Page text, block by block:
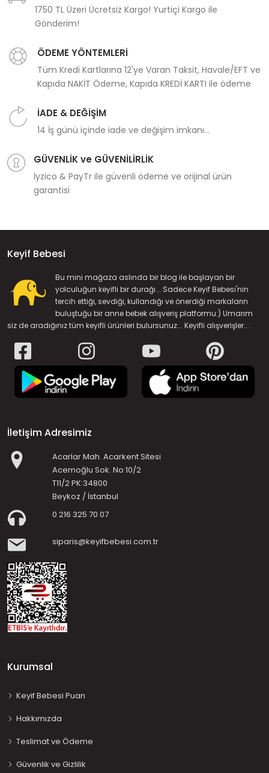
1750 TL Üzeri Ücretsiz Kargo! Yurtiçi Kargo ile
Gönderim!
ÖDEME YÖNTEMLERİ
Tüm Kredi Kartlarına 12'ye Varan Taksit, Havale/EFT ve
Kapıda NAKİT Ödeme, Kapıda KREDİ KARTI ile ödeme
İADE & DEĞİŞİM
14 İş günü içinde iade ve değişim imkanı...
GÜVENLİK ve GÜVENİLİRLİK
İyzico & PayTr ile güvenli ödeme ve orijinal ürün
garantisi
Keyif Bebesi
Bu mini mağaza aslında bir blog ile başlayan bir
yolculuğun keyifli bir durağı... Sadece Keyif Bebesi'nin
tercih ettiği, sevdiği, kullandığı ve önerdiği markaların
buluştuğu bir anne bebek alışveriş platformu:) Umarım
siz de aradığınız tüm keyifli ürünleri bulursunuz... Keyifli alışverişler...
İletişim Adresimiz
Acarlar Mah. Acarkent Sitesi
Acemoğlu Sok. No:10/2
T11/2 PK:34800
Beykoz / İstanbul
0 216 325 70 07
siparis@keyifbebesi.com.tr
Kurumsal
Keyif Bebesi Puan
Hakkımızda
Teslimat ve Ödeme
Güvenlik ve Gizlilik